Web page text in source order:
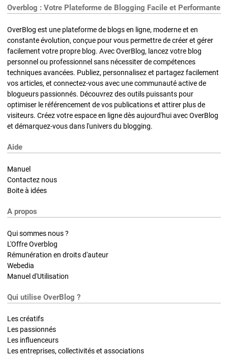
Overblog : Votre Plateforme de Blogging Facile et Performante
OverBlog est une plateforme de blogs en ligne, moderne et en
constante évolution, conçue pour vous permettre de créer et gérer
facilement votre propre blog. Avec OverBlog, lancez votre blog
personnel ou professionnel sans nécessiter de compétences
techniques avancées. Publiez, personnalisez et partagez facilement
vos articles, et connectez-vous avec une communauté active de
blogueurs passionnés. Découvrez des outils puissants pour
optimiser le référencement de vos publications et attirer plus de
visiteurs. Créez votre espace en ligne dès aujourd'hui avec OverBlog
et démarquez-vous dans l'univers du blogging.
Aide
Manuel
Contactez nous
Boite à idées
A propos
Qui sommes nous ?
L'Offre Overblog
Rémunération en droits d'auteur
Webedia
Manuel d'Utilisation
Qui utilise OverBlog ?
Les créatifs
Les passionnés
Les influenceurs
Les entreprises, collectivités et associations